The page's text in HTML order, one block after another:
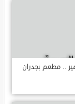
.. مطعم بجدران